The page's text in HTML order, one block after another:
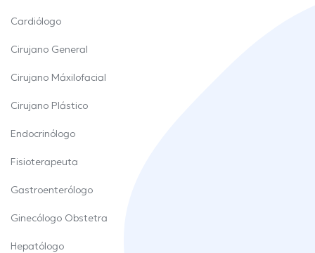
Cardiólogo
Cirujano General
Cirujano Máxilofacial
Cirujano Plástico
Endocrinólogo
Fisioterapeuta
Gastroenterólogo
Ginecólogo Obstetra
Hepatólogo